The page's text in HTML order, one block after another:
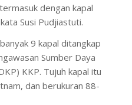
dengan kapal
Susi Pudjiastuti.
9 kapal ditangkap
Sumber Daya
KKP. Tujuh kapal itu
dan berukuran 88-